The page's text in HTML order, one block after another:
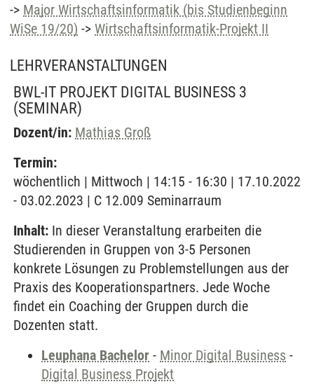
-> Major Wirtschaftsinformatik (bis Studienbeginn
WiSe 19/20) -> Wirtschaftsinformatik-Projekt II
LEHRVERANSTALTUNGEN
BWL-IT PROJEKT DIGITAL BUSINESS 3
(SEMINAR)
Dozent/in: Mathias Groß
Termin:
wöchentlich | Mittwoch | 14:15 - 16:30 | 17.10.2022
- 03.02.2023 | C 12.009 Seminarraum
Inhalt: In dieser Veranstaltung erarbeiten die
Studierenden in Gruppen von 3-5 Personen
konkrete Lösungen zu Problemstellungen aus der
Praxis des Kooperationspartners. Jede Woche
findet ein Coaching der Gruppen durch die
Dozenten statt.
Leuphana Bachelor - Minor Digital Business -
Digital Business Projekt